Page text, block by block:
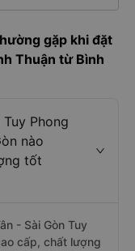
gặp khi đặt
Thuận từ Bình
Phong
nào
tốt
- Sài Gòn Tuy
cấp, chất lượng